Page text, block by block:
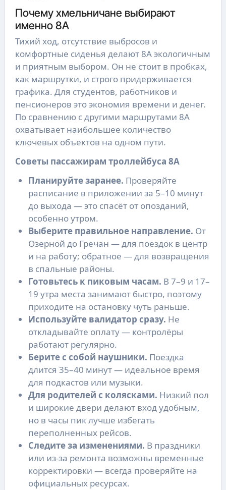
Почему хмельничане выбирают
именно 8А
Тихий ход, отсутствие выбросов и
комфортные сиденья делают 8А экологичным
и приятным выбором. Он не стоит в пробках,
как маршрутки, и строго придерживается
графика. Для студентов, работников и
пенсионеров это экономия времени и денег.
По сравнению с другими маршрутами 8А
охватывает наибольшее количество
ключевых объектов на одном пути.
Советы пассажирам троллейбуса 8А
Планируйте заранее. Проверяйте
расписание в приложении за 5–10 минут
до выхода — это спасёт от опозданий,
особенно утром.
Выберите правильное направление. От
Озерной до Гречан — для поездок в центр
и на работу; обратное — для возвращения
в спальные районы.
Готовьтесь к пиковым часам. В 7–9 и 17–
19 утра места занимают быстро, поэтому
приходите на остановку чуть раньше.
Используйте валидатор сразу. Не
откладывайте оплату — контролёры
работают регулярно.
Берите с собой наушники. Поездка
длится 35–40 минут — идеальное время
для подкастов или музыки.
Для родителей с колясками. Низкий пол
и широкие двери делают вход удобным,
но в часы пик лучше избегать
переполненных рейсов.
Следите за изменениями. В праздники
или из-за ремонта возможны временные
корректировки — всегда проверяйте на
официальных ресурсах.